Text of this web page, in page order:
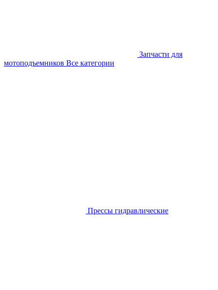
Запчасти для
мотоподъемников Все категории
Прессы гидравлические